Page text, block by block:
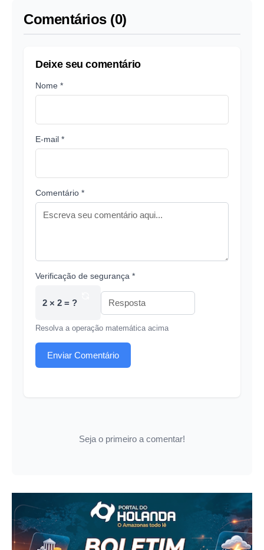
Comentários (0)
Deixe seu comentário
Nome *
E-mail *
Comentário *
Verificação de segurança *
2 × 2 = ?
Resolva a operação matemática acima
Enviar Comentário
Seja o primeiro a comentar!